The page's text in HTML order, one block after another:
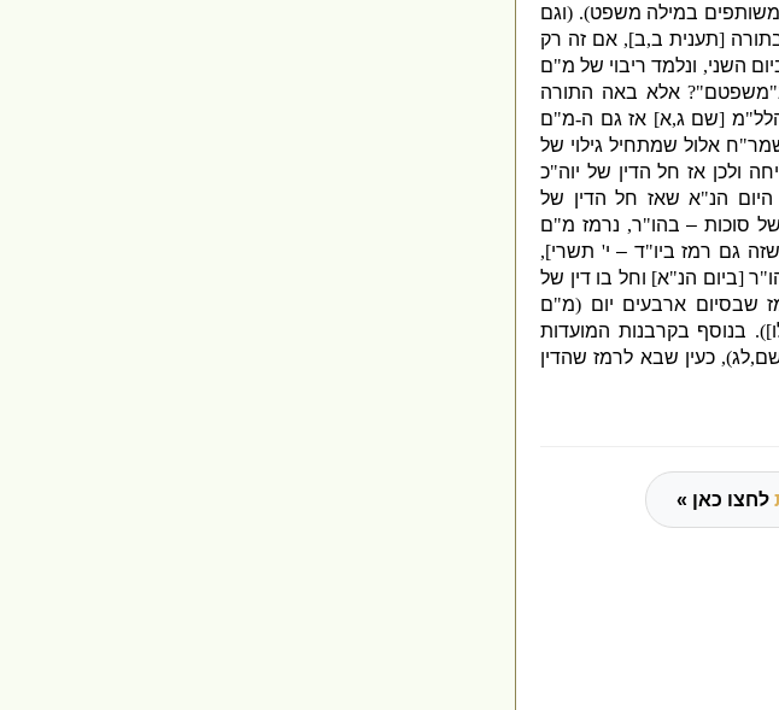
במילה משפט). (וגם
[תענית ב,ב], אם זה רק
השני, ונלמד ריבוי של מ"ם
"משפטם"?אלא באה התורה
"מ [שם ג,א] אז גם ה-מ"ם
"ח אלול שמתחיל גילוי של
ולכן אז חל הדין של יוה"כ
הנ"א שאז חל הדין של
סוכות – בהו"ר, נרמז מ"ם
שזה גם רמז ביו"ד – י' תשרי],
"ר[ביום הנ"א] וחל בו דין של
שבסיום ארבעים יום (מ"ם
]). בנוסף בקרבנות המועדות
,לג), כעין שבא לרמז שהדין
לחצו כאן »